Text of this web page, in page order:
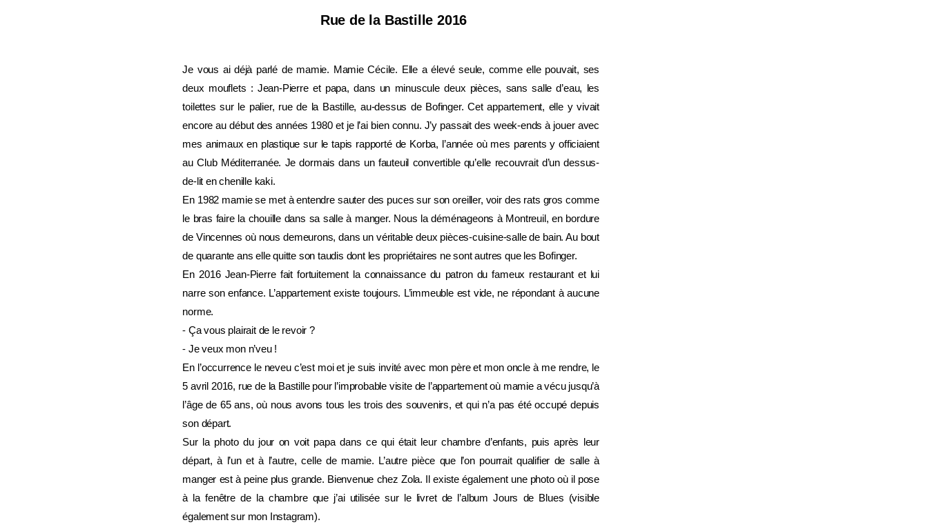
Rue de la Bastille 2016
Je vous ai déjà parlé de mamie. Mamie Cécile. Elle a élevé seule, comme elle pouvait, ses
deux mouflets : Jean-Pierre et papa, dans un minuscule deux pièces, sans salle d’eau, les
toilettes sur le palier, rue de la Bastille, au-dessus de Bofinger. Cet appartement, elle y vivait
encore au début des années 1980 et je l’ai bien connu. J’y passait des week-ends à jouer avec
mes animaux en plastique sur le tapis rapporté de Korba, l’année où mes parents y officiaient
au Club Méditerranée. Je dormais dans un fauteuil convertible qu’elle recouvrait d’un dessus-
de-lit en chenille kaki.
En 1982 mamie se met à entendre sauter des puces sur son oreiller, voir des rats gros comme
le bras faire la chouille dans sa salle à manger. Nous la déménageons à Montreuil, en bordure
de Vincennes où nous demeurons, dans un véritable deux pièces-cuisine-salle de bain. Au bout
de quarante ans elle quitte son taudis dont les propriétaires ne sont autres que les Bofinger.
En 2016 Jean-Pierre fait fortuitement la connaissance du patron du fameux restaurant et lui
narre son enfance. L’appartement existe toujours. L’immeuble est vide, ne répondant à aucune
norme.
⁃ Ça vous plairait de le revoir ?
⁃ Je veux mon n’veu !
En l’occurrence le neveu c’est moi et je suis invité avec mon père et mon oncle à me rendre, le
5 avril 2016, rue de la Bastille pour l’improbable visite de l’appartement où mamie a vécu jusqu’à
l’âge de 65 ans, où nous avons tous les trois des souvenirs, et qui n’a pas été occupé depuis
son départ.
Sur la photo du jour on voit papa dans ce qui était leur chambre d’enfants, puis après leur
départ, à l’un et à l’autre, celle de mamie. L’autre pièce que l’on pourrait qualifier de salle à
manger est à peine plus grande. Bienvenue chez Zola. Il existe également une photo où il pose
à la fenêtre de la chambre que j’ai utilisée sur le livret de l’album Jours de Blues (visible
également sur mon Instagram).